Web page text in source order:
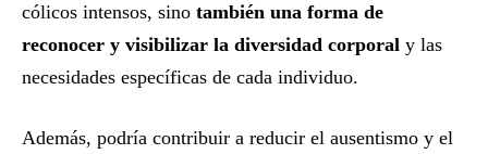
cólicos intensos, sino también una forma de
reconocer y visibilizar la diversidad corporal y las
necesidades específicas de cada individuo.
Además, podría contribuir a reducir el ausentismo y el